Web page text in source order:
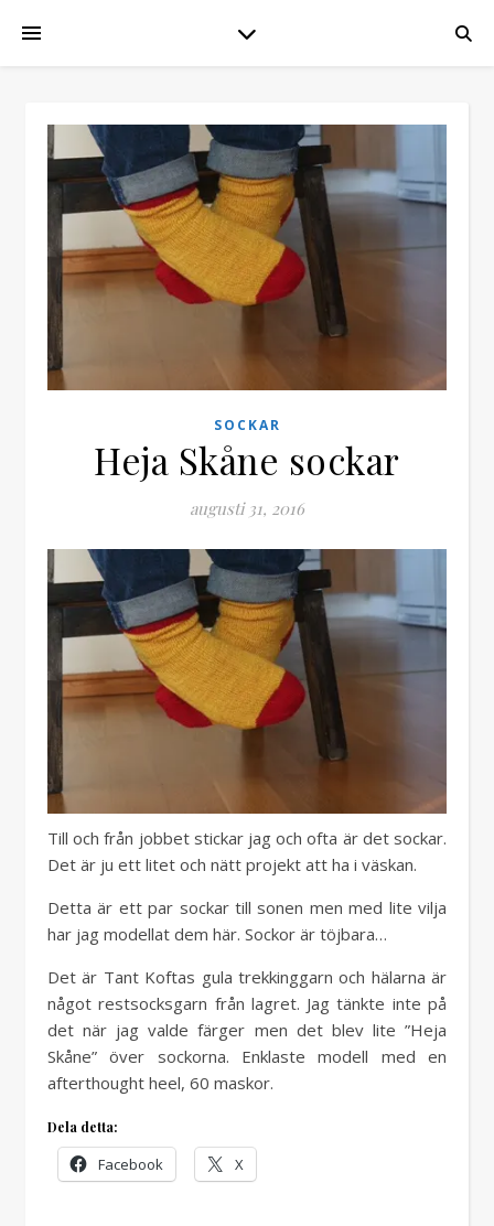
SOCKAR
Heja Skåne sockar
augusti 31, 2016
Till och från jobbet stickar jag och ofta är det sockar.
Det är ju ett litet och nätt projekt att ha i väskan.
Detta är ett par sockar till sonen men med lite vilja
har jag modellat dem här. Sockor är töjbara…
Det är Tant Koftas gula trekkinggarn och hälarna är
något restsocksgarn från lagret. Jag tänkte inte på
det när jag valde färger men det blev lite ”Heja
Skåne” över sockorna. Enklaste modell med en
afterthought heel, 60 maskor.
Dela detta:
Facebook X